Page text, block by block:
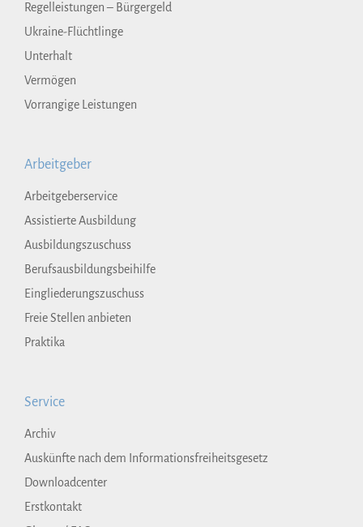
Regelleistungen – Bürgergeld
Ukraine-Flüchtlinge
Unterhalt
Vermögen
Vorrangige Leistungen
Arbeitgeber
Arbeitgeberservice
Assistierte Ausbildung
Ausbildungszuschuss
Berufsausbildungsbeihilfe
Eingliederungszuschuss
Freie Stellen anbieten
Praktika
Service
Archiv
Auskünfte nach dem Informationsfreiheitsgesetz
Downloadcenter
Erstkontakt